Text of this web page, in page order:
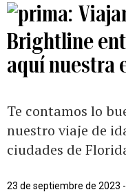
Brightline
aquí nuestra
Te contamos lo
nuestro viaje de
ciudades de
23 de septiembre de 2023